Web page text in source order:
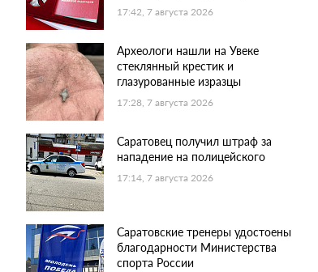
17:42, 7 августа 2026
Археологи нашли на Увеке
стеклянный крестик и
глазурованные изразцы
17:28, 7 августа 2026
Саратовец получил штраф за
нападение на полицейского
17:14, 7 августа 2026
Саратовские тренеры удостоены
благодарности Министерства
спорта России